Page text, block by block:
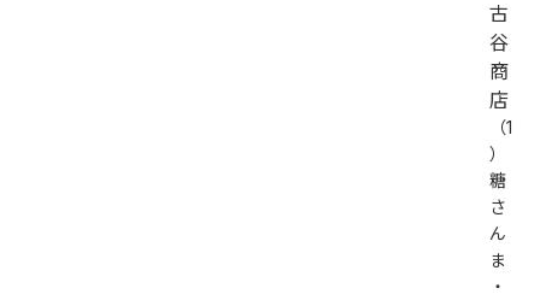
古
谷
商
店
（1
）
糖
さ
ん
ま
・